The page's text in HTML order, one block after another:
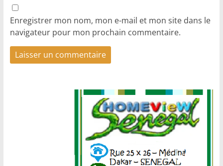
Enregistrer mon nom, mon e-mail et mon site dans le
navigateur pour mon prochain commentaire.